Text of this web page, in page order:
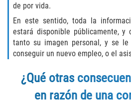
Órdenes de
Publicar
Internet
de por vida.
En este sentido, toda la
estará disponible públicamente,
tanto su imagen personal, y se
conseguir un nuevo empleo, o el
¿Qué otras
en razón de una